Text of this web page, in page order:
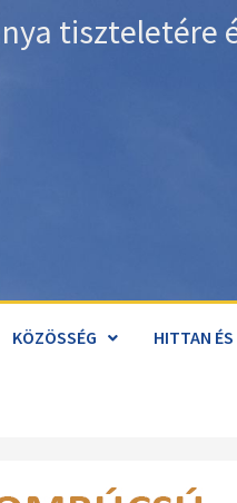
KÖZÖSSÉG HITTAN